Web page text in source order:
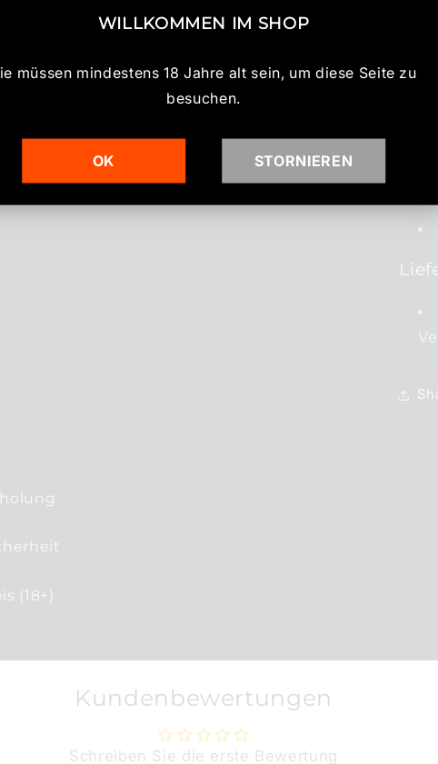
(18+)
Kundenbewertungen
Schreiben Sie die erste Bewertung
WILLKOMMEN IM SHOP
müssen mindestens 18 Jahre alt sein, um diese Seite zu
besuchen.
OK STORNIEREN